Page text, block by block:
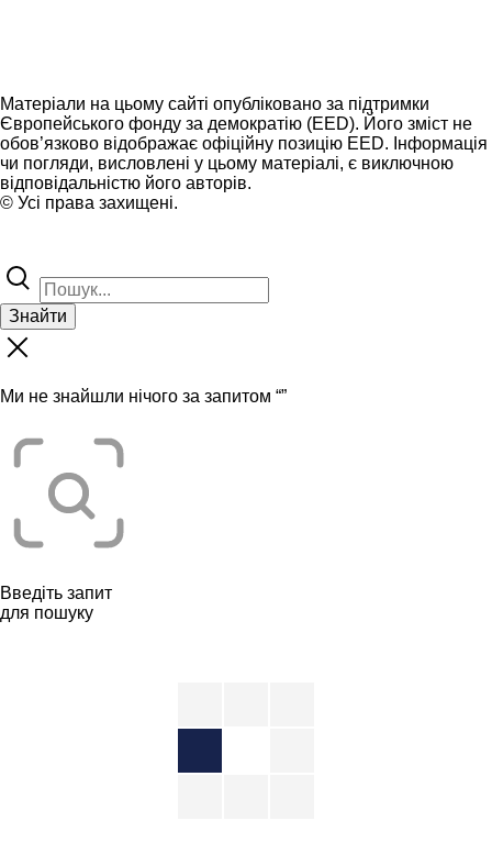
Матеріали на цьому сайті опубліковано за підтримки
Європейського фонду за демократію (EED). Його зміст не
обов’язково відображає офіційну позицію EED. Інформація
чи погляди, висловлені у цьому матеріалі, є виключною
відповідальністю його авторів.
© Усі права захищені.
Знайти
Ми не знайшли нічого за запитом “”
Введіть запит
для пошуку